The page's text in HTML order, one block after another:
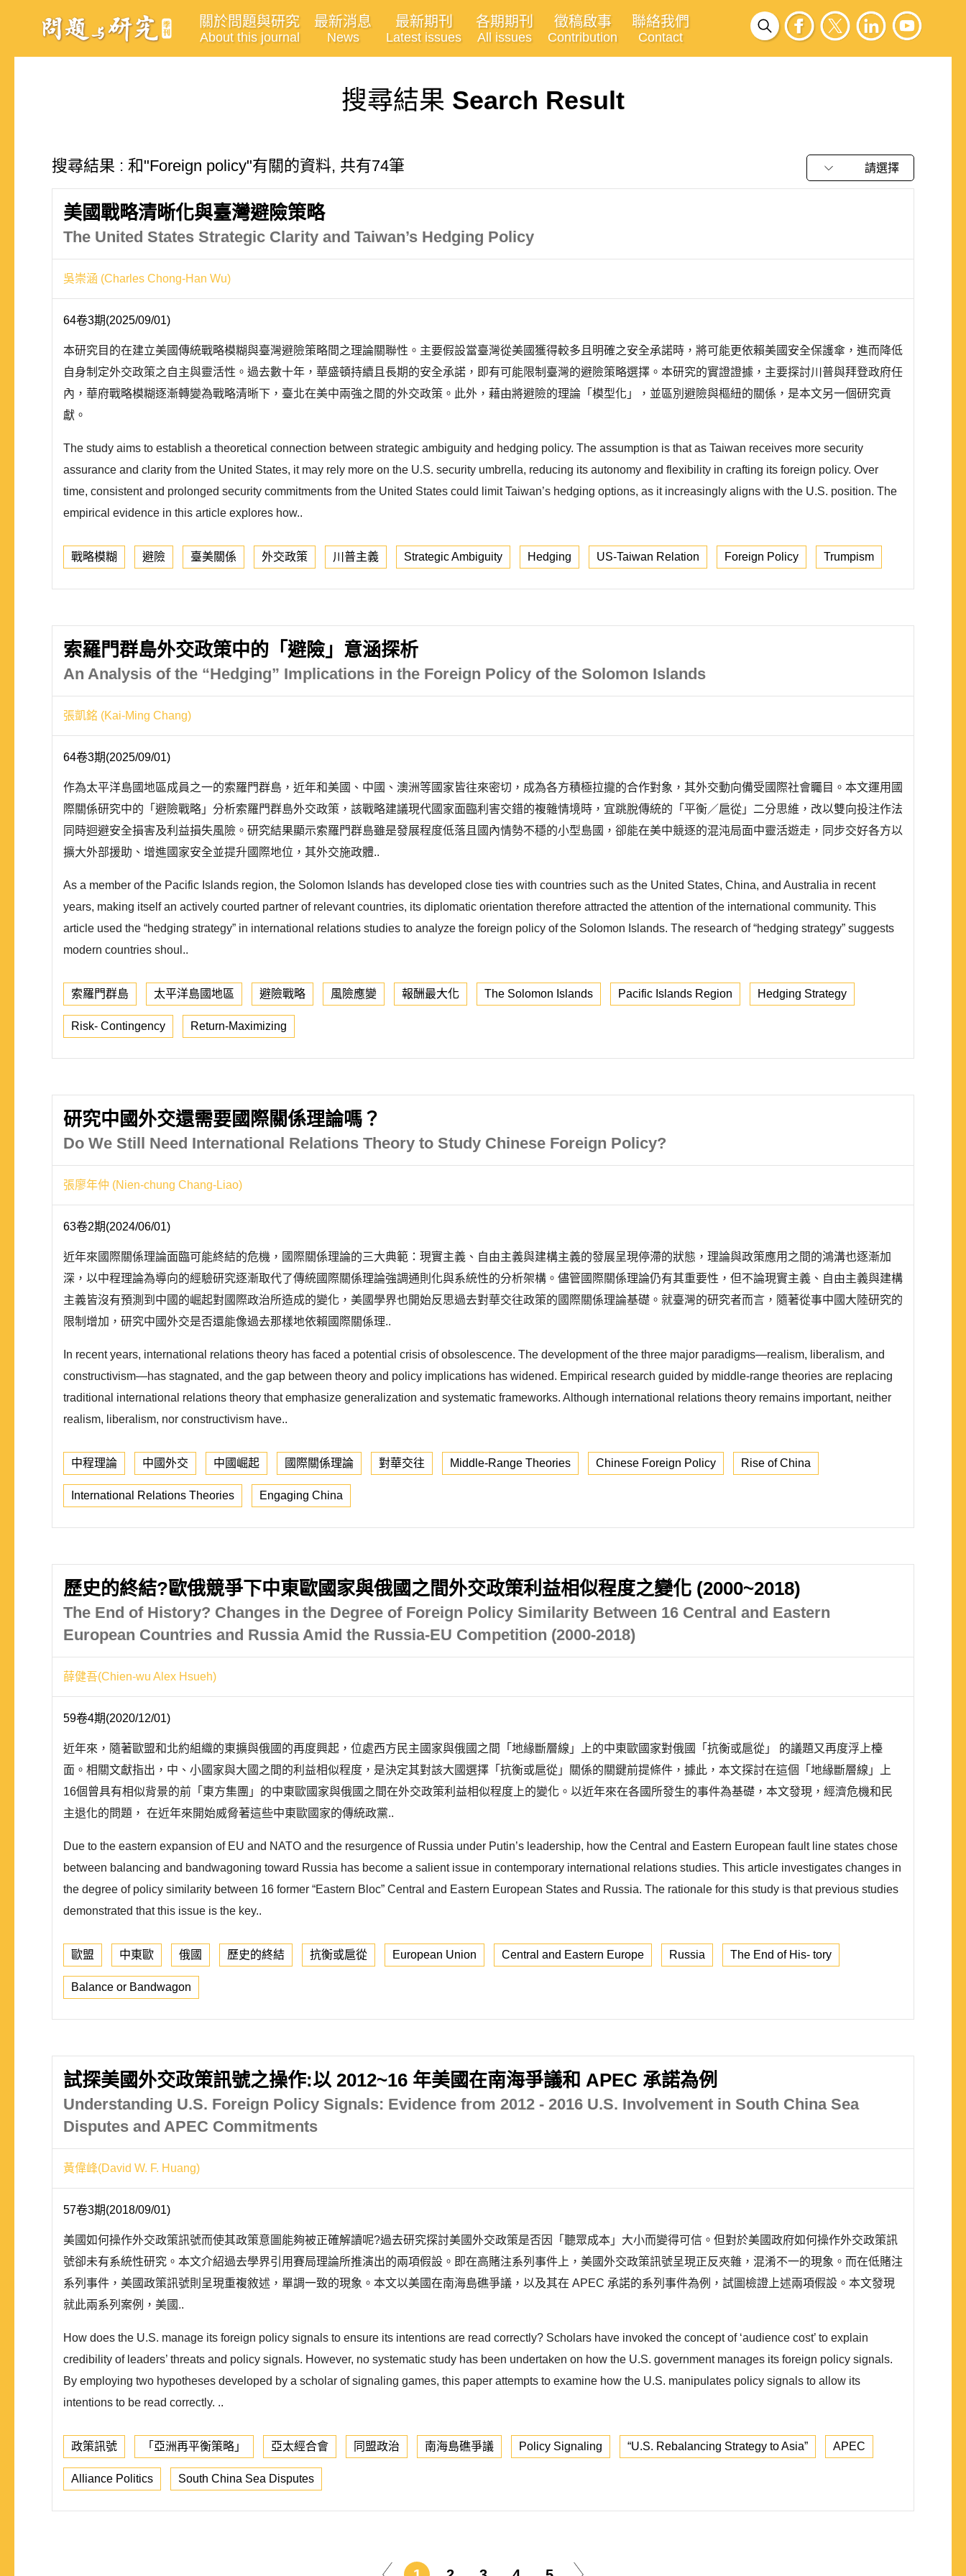
關於問題與研究
About this journal
最新消息
News
最新期刊
Latest issues
各期期刊
All issues
徵稿啟事
Contribution
聯絡我們
Contact
搜尋結果 Search Result
搜尋結果 : 和"Foreign policy"有關的資料, 共有74筆 請選擇
美國戰略清晰化與臺灣避險策略
The United States Strategic Clarity and Taiwan’s Hedging Policy
吳崇涵 (Charles Chong-Han Wu)
64卷3期(2025/09/01)
本研究目的在建立美國傳統戰略模糊與臺灣避險策略間之理論關聯性。主要假設當臺灣從美國獲得較多且明確之安全承諾時，將可能更依賴美國安全保護傘，進而降低
自身制定外交政策之自主與靈活性。過去數十年，華盛頓持續且長期的安全承諾，即有可能限制臺灣的避險策略選擇。本研究的實證證據，主要探討川普與拜登政府任
內，華府戰略模糊逐漸轉變為戰略清晰下，臺北在美中兩強之間的外交政策。此外，藉由將避險的理論「模型化」，並區別避險與樞紐的關係，是本文另一個研究貢
獻。
The study aims to establish a theoretical connection between strategic ambiguity and hedging policy. The assumption is that as Taiwan receives more security
assurance and clarity from the United States, it may rely more on the U.S. security umbrella, reducing its autonomy and flexibility in crafting its foreign policy. Over
time, consistent and prolonged security commitments from the United States could limit Taiwan’s hedging options, as it increasingly aligns with the U.S. position. The
empirical evidence in this article explores how..
戰略模糊 避險 臺美關係 外交政策 川普主義 Strategic Ambiguity Hedging US-Taiwan Relation Foreign Policy Trumpism
索羅門群島外交政策中的「避險」意涵探析
An Analysis of the “Hedging” Implications in the Foreign Policy of the Solomon Islands
張凱銘 (Kai-Ming Chang)
64卷3期(2025/09/01)
作為太平洋島國地區成員之一的索羅門群島，近年和美國、中國、澳洲等國家皆往來密切，成為各方積極拉攏的合作對象，其外交動向備受國際社會矚目。本文運用國
際關係研究中的「避險戰略」分析索羅門群島外交政策，該戰略建議現代國家面臨利害交錯的複雜情境時，宜跳脫傳統的「平衡／扈從」二分思維，改以雙向投注作法
同時迴避安全損害及利益損失風險。研究結果顯示索羅門群島雖是發展程度低落且國內情勢不穩的小型島國，卻能在美中競逐的混沌局面中靈活遊走，同步交好各方以
擴大外部援助、增進國家安全並提升國際地位，其外交施政體..
As a member of the Pacific Islands region, the Solomon Islands has developed close ties with countries such as the United States, China, and Australia in recent
years, making itself an actively courted partner of relevant countries, its diplomatic orientation therefore attracted the attention of the international community. This
article used the “hedging strategy” in international relations studies to analyze the foreign policy of the Solomon Islands. The research of “hedging strategy” suggests
modern countries shoul..
索羅門群島 太平洋島國地區 避險戰略 風險應變 報酬最大化 The Solomon Islands Pacific Islands Region Hedging Strategy
Risk- Contingency Return-Maximizing
研究中國外交還需要國際關係理論嗎？
Do We Still Need International Relations Theory to Study Chinese Foreign Policy?
張廖年仲 (Nien-chung Chang-Liao)
63卷2期(2024/06/01)
近年來國際關係理論面臨可能終結的危機，國際關係理論的三大典範：現實主義、自由主義與建構主義的發展呈現停滯的狀態，理論與政策應用之間的鴻溝也逐漸加
深，以中程理論為導向的經驗研究逐漸取代了傳統國際關係理論強調通則化與系統性的分析架構。儘管國際關係理論仍有其重要性，但不論現實主義、自由主義與建構
主義皆沒有預測到中國的崛起對國際政治所造成的變化，美國學界也開始反思過去對華交往政策的國際關係理論基礎。就臺灣的研究者而言，隨著從事中國大陸研究的
限制增加，研究中國外交是否還能像過去那樣地依賴國際關係理..
In recent years, international relations theory has faced a potential crisis of obsolescence. The development of the three major paradigms—realism, liberalism, and
constructivism—has stagnated, and the gap between theory and policy implications has widened. Empirical research guided by middle-range theories are replacing
traditional international relations theory that emphasize generalization and systematic frameworks. Although international relations theory remains important, neither
realism, liberalism, nor constructivism have..
中程理論 中國外交 中國崛起 國際關係理論 對華交往 Middle-Range Theories Chinese Foreign Policy Rise of China
International Relations Theories Engaging China
歷史的終結?歐俄競爭下中東歐國家與俄國之間外交政策利益相似程度之變化 (2000~2018)
The End of History? Changes in the Degree of Foreign Policy Similarity Between 16 Central and Eastern
European Countries and Russia Amid the Russia-EU Competition (2000-2018)
薛健吾(Chien-wu Alex Hsueh)
59卷4期(2020/12/01)
近年來，隨著歐盟和北約組織的東擴與俄國的再度興起，位處西方民主國家與俄國之間「地緣斷層線」上的中東歐國家對俄國「抗衡或扈從」 的議題又再度浮上檯
面。相關文獻指出，中、小國家與大國之間的利益相似程度，是決定其對該大國選擇「抗衡或扈從」關係的關鍵前提條件，據此，本文探討在這個「地緣斷層線」上
16個曾具有相似背景的前「東方集團」的中東歐國家與俄國之間在外交政策利益相似程度上的變化。以近年來在各國所發生的事件為基礎，本文發現，經濟危機和民
主退化的問題， 在近年來開始威脅著這些中東歐國家的傳統政黨..
Due to the eastern expansion of EU and NATO and the resurgence of Russia under Putin’s leadership, how the Central and Eastern European fault line states chose
between balancing and bandwagoning toward Russia has become a salient issue in contemporary international relations studies. This article investigates changes in
the degree of policy similarity between 16 former “Eastern Bloc” Central and Eastern European States and Russia. The rationale for this study is that previous studies
demonstrated that this issue is the key..
歐盟 中東歐 俄國 歷史的終結 抗衡或扈從 European Union Central and Eastern Europe Russia The End of His- tory
Balance or Bandwagon
試探美國外交政策訊號之操作:以 2012~16 年美國在南海爭議和 APEC 承諾為例
Understanding U.S. Foreign Policy Signals: Evidence from 2012 - 2016 U.S. Involvement in South China Sea
Disputes and APEC Commitments
黃偉峰(David W. F. Huang)
57卷3期(2018/09/01)
美國如何操作外交政策訊號而使其政策意圖能夠被正確解讀呢?過去研究探討美國外交政策是否因「聽眾成本」大小而變得可信。但對於美國政府如何操作外交政策訊
號卻未有系統性研究。本文介紹過去學界引用賽局理論所推演出的兩項假設。即在高賭注系列事件上，美國外交政策訊號呈現正反夾雜，混淆不一的現象。而在低賭注
系列事件，美國政策訊號則呈現重複敘述，單調一致的現象。本文以美國在南海島礁爭議，以及其在 APEC 承諾的系列事件為例，試圖檢證上述兩項假設。本文發現
就此兩系列案例，美國..
How does the U.S. manage its foreign policy signals to ensure its intentions are read correctly? Scholars have invoked the concept of ‘audience cost’ to explain
credibility of leaders’ threats and policy signals. However, no systematic study has been undertaken on how the U.S. government manages its foreign policy signals.
By employing two hypotheses developed by a scholar of signaling games, this paper attempts to examine how the U.S. manipulates policy signals to allow its
intentions to be read correctly. ..
政策訊號 「亞洲再平衡策略」 亞太經合會 同盟政治 南海島礁爭議 Policy Signaling “U.S. Rebalancing Strategy to Asia” APEC
Alliance Politics South China Sea Disputes